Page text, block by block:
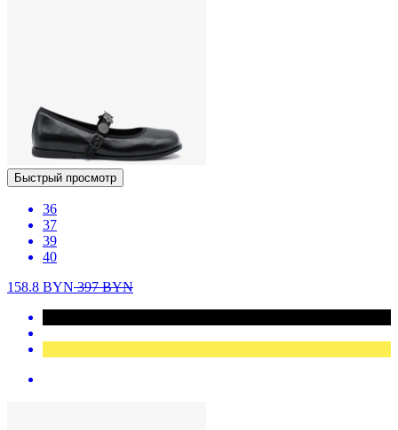
Быстрый просмотр
36
37
39
40
158.8 BYN397BYN